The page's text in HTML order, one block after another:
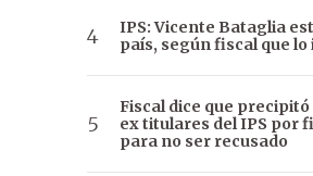
IPS: Vicente Bataglia
país, según fiscal que
Fiscal dice que
ex titulares del IPS por
para no ser recusado